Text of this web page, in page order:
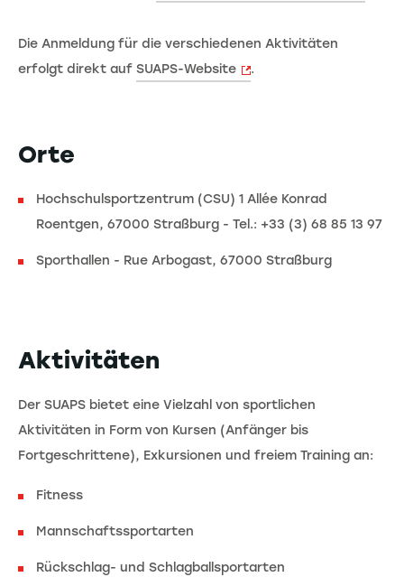
Die Anmeldung für die verschiedenen Aktivitäten
erfolgt direkt auf SUAPS-Website .
Orte
Hochschulsportzentrum (CSU) 1 Allée Konrad
Roentgen, 67000 Straßburg - Tel.: +33 (3) 68 85 13 97
Sporthallen - Rue Arbogast, 67000 Straßburg
Aktivitäten
Der SUAPS bietet eine Vielzahl von sportlichen
Aktivitäten in Form von Kursen (Anfänger bis
Fortgeschrittene), Exkursionen und freiem Training an:
Fitness
Mannschaftssportarten
Rückschlag- und Schlagballsportarten